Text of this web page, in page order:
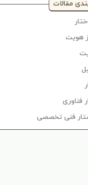
مقالات
هویت
فناوری
فنی تخصصی